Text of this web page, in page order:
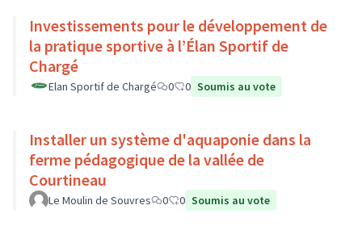
Investissements pour le développement de
la pratique sportive à l’Élan Sportif de
Chargé
Elan Sportif de Chargé 0 0 Soumis au vote
Installer un système d'aquaponie dans la
ferme pédagogique de la vallée de
Courtineau
Le Moulin de Souvres 0 0 Soumis au vote